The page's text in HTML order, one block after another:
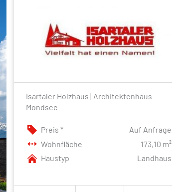
Isartaler Holzhaus | Architektenhaus
Mondsee
Preis *
Auf Anfrage
Wohnfläche
173,10 m²
Haustyp
Landhaus